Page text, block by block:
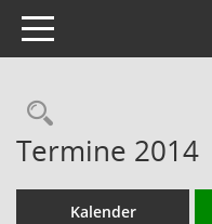
Toggle navigation
Termine 2014
Kalender